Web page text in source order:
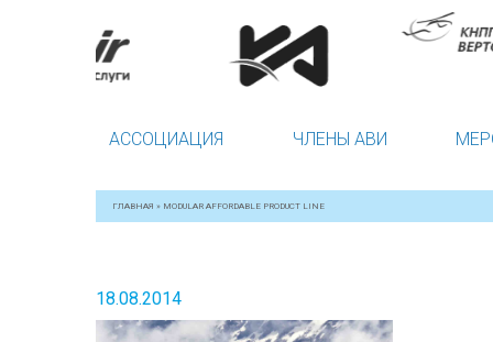
АССОЦИАЦИЯ ЧЛЕНЫ АВИ
ГЛАВНАЯ » MODULAR AFFORDABLE PRODUCT LINE
18.08.2014